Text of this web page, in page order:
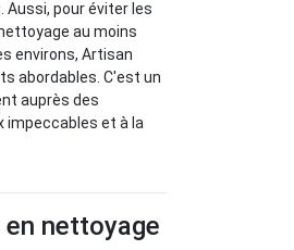
Aussi, pour éviter les
au moins
environs, Artisan
abordables. C'est un
auprès des
impeccables et à la
nettoyage